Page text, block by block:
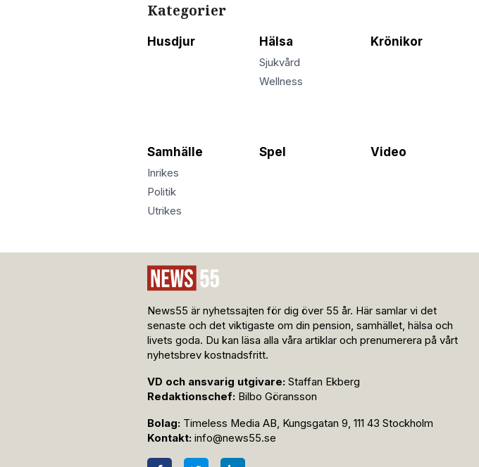
Kategorier
Husdjur Hälsa
Sjukvård
Wellness
Krönikor
Samhälle
Inrikes
Politik
Utrikes
Spel Video
News55 är nyhetssajten för dig över 55 år. Här samlar vi det
senaste och det viktigaste om din pension, samhället, hälsa och
livets goda. Du kan läsa alla våra artiklar och prenumerera på vårt
nyhetsbrev kostnadsfritt.
VD och ansvarig utgivare: Staffan Ekberg
Redaktionschef: Bilbo Göransson
Bolag: Timeless Media AB, Kungsgatan 9, 111 43 Stockholm
Kontakt: info@news55.se